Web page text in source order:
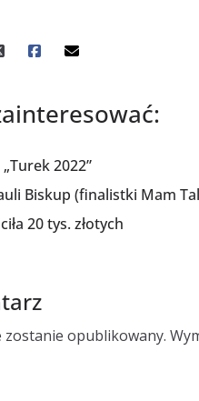
2022”
Biskup (finalistki Mam
20 tys. złotych
zostanie opublikowany.